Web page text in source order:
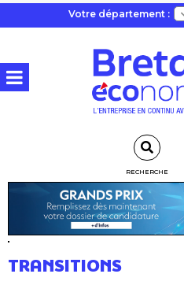
Votre département :
RECHERCHE
TRANSITIONS